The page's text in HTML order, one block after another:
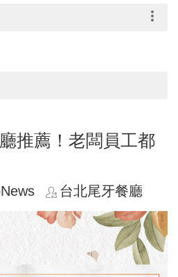
推薦！老闆員工都
台北尾牙餐廳